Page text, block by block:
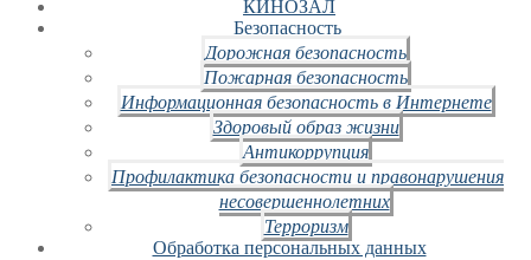
КИНОЗАЛ
Безопасность
Дорожная безопасность
Пожарная безопасность
Информационная безопасность в Интернете
Здоровый образ жизни
Антикоррупция
Профилактика безопасности и правонарушения
несовершеннолетних
Терроризм
Обработка персональных данных